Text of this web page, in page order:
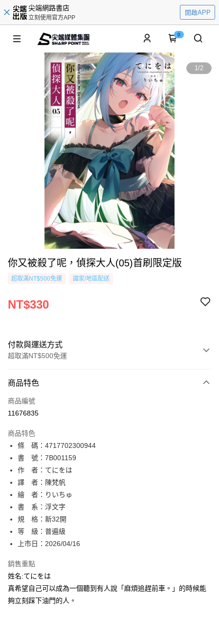
尖端網路書店
立刻使用官方APP
開啟APP
0
1/2
你又被殺了呢，偵探大人(05)首刷限定版
超取滿NT$500免運 國家/地區配送
NT$330
付款與運送方式
超取滿NT$500免運
信用卡一次付款
超商取貨付款
相關說明
【關於「AFTEE先享後付」】
AFTEE先享後付是「在收到商品之後才付款」的支付方式。 讓您購物簡單
便利好安心！
１．簡單：不需註冊會員、不需綁卡、不需儲值。
２．便利：只要手機號碼，簡訊認證，即可結帳。
３．安心：先確認商品／服務後，再付款。
【「AFTEE先享後付」結帳流程】
１．於結帳方式選擇「AFTEE先享後付」後，將跳轉至「AFTEE先享後付」
結帳頁面，進行簡訊認證並確認金額後，即可完成結帳。
２．訂單成立數日內，您將收到繳費通知簡訊。
３．收到繳費通知簡訊後14天內，點擊此簡訊中的連結，可透過四大超商／
※ 請注意：結帳手續完成當下不需立刻繳費，但若您需要取消訂單，請聯絡
購買商品的店家。未經商家同意取消之訂單仍視為有效，需透過AFTEE先享
後付繳納相關費用。
※ 交易是否成功請以「AFTEE先享後付 」之結帳頁面顯示為準，若有關於
是否繳費成功／繳費後需取消欲退款等相關疑問，請聯繫「AFTEE先享後付
ATM付款
運送方式
全家取貨付款
每筆NT$80，滿NT$500(含以上)免運費
付款後全家取貨
每筆NT$80，滿NT$500(含以上)免運費
每筆NT$80，滿NT$500(含以上)免運費
付款後萊爾富取貨
每筆NT$80，滿NT$500(含以上)免運費
商品特色
商品編號
11676835
商品特色
條 碼：4717702300944
書 號：7B001159
作 者：てにをは
譯 者：陳梵帆
繪 者：りいちゅ
書 系：浮文字
規 格：新32開
等 級：普遍級
上市日：2026/04/16
銷售重點
姓名:てにをは
真希望自己可以成為一個聽到有人說「麻煩追趕前車。」的時候能
夠立刻踩下油門的人。